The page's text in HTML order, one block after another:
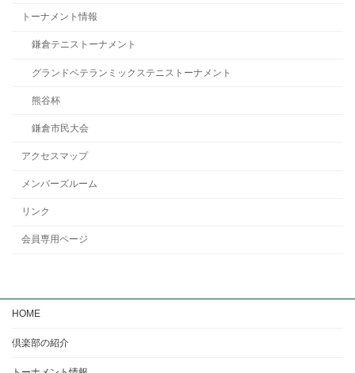
トーナメント情報
鎌倉テニストーナメント
グランドベテランミックステニストーナメント
熊谷杯
鎌倉市民大会
アクセスマップ
メンバーズルーム
リンク
会員専用ページ
HOME
倶楽部の紹介